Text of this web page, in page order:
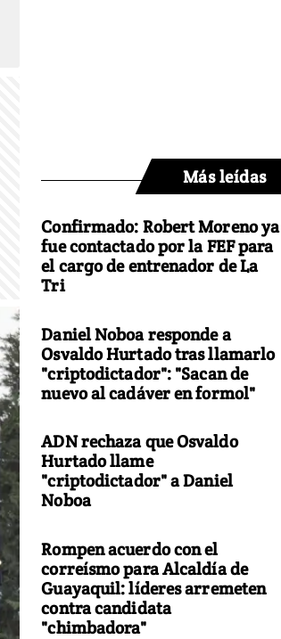
Más leídas
Confirmado: Robert Moreno ya
fue contactado por la FEF para
el cargo de entrenador de La
Tri
Daniel Noboa responde a
Osvaldo Hurtado tras llamarlo
"criptodictador": "Sacan de
nuevo al cadáver en formol"
ADN rechaza que Osvaldo
Hurtado llame
"criptodictador" a Daniel
Noboa
Rompen acuerdo con el
correísmo para Alcaldía de
Guayaquil: líderes arremeten
contra candidata
"chimbadora"